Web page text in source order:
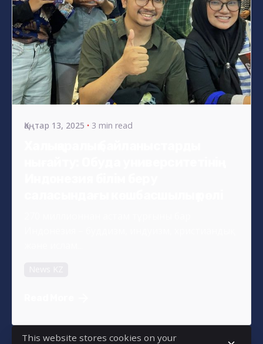
Posted by
s4nyi
Қаңтар 13, 2025 3 min read
This website stores cookies on your